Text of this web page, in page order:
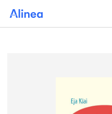
hovedindhold